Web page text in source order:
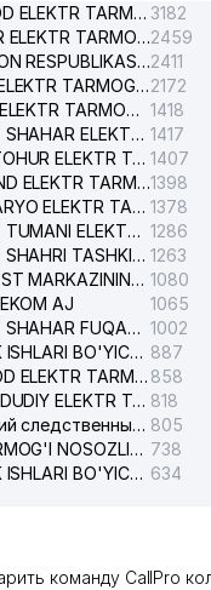
YASHNOBOD ELEKTR TARMOG'I NOSOZLIKLARI XIZMATI 3182
CHILONZOR ELEKTR TARMOG'I NOSOZLIK XIZMATI2459
O'ZBEKISTON RESPUBLIKASI BOSH PROKURATURASI ISHONCH TELEFONI2411
OLMAZOR ELEKTR TARMOG'I NOSOZLIKLARI XIZMATI2172
UCH-TEPA ELEKTR TARMOG'I NOSOZLIKLARI XIZMATI 1418
TOSHKENT SHAHAR ELEKTR TARMOQLARI KORXONASI AJ 1417
SHAYXONTOHUR ELEKTR TARMOG'I NOSOZLIKLARINI TUZATISH XIZMATI 1407
SAMARQAND ELEKTR TARMOQLARI AJ1398
SURXONDARYO ELEKTR TARMOQLARI AJ 1378
TOSHKENT TUMANI ELEKTR TARMOG'I AVARIYA XIZMATI 1286
TOSHKENT SHAHRI TASHKILOT TELEFONLARI HAQIDA MA'LUMOT BYUROSI 1263
DAVLAT TEST MARKAZINING ISHONCH TELEFONLARI 1080
AJ
1065
TOSHKENT SHAHAR FUQAROLIK ISHLARI BO'YICHA SUDI 1002
FUQAROLIK ISHLARI BO'YICHA YAKKASAROY TUMANLARARO SUDI 887
YUNUSOBOD ELEKTR TARMOG'I NOSOZLIKLARI XIZMATI 858
NAVOIY HUDUDIY ELEKTR TARMOQLARI KORXONASI AJ 818
Ташкентский следственный изолятор 805
ELEKTRTARMOG'I NOSOZLIKLARINI TO'ZATISH SERGELI XIZMATI 738
FUQAROLIK ISHLARI BO'YICHA UCH-TEPA TUMANI SUDI 634
команду CallPro